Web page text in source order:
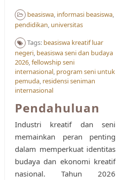
beasiswa, informasi beasiswa,
pendidikan, universitas
Tags: beasiswa kreatif luar
negeri, beasiswa seni dan budaya
2026,fellowship seni
internasional, program seni untuk
pemuda, residensi seniman
internasional
Pendahuluan
Industri kreatif dan seni
memainkan peran penting
dalam memperkuat identitas
budaya dan ekonomi kreatif
nasional. Tahun 2026